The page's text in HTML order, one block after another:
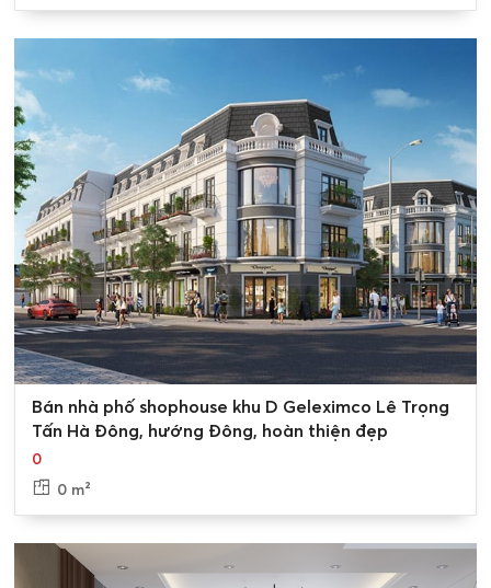
Bán nhà phố shophouse khu D Geleximco Lê Trọng
Tấn Hà Đông, hướng Đông, hoàn thiện đẹp
0
0 m²